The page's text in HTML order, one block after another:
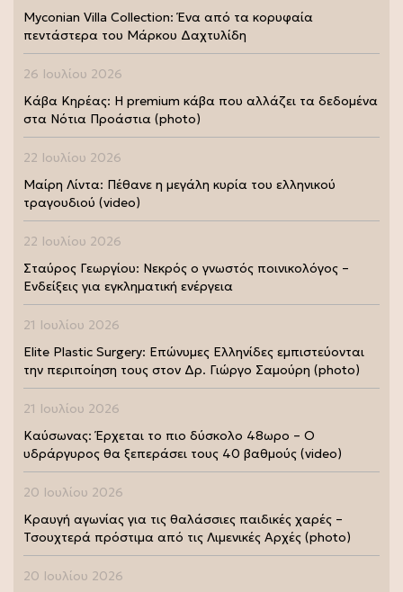
Myconian Villa Collection: Ένα από τα κορυφαία
πεντάστερα του Μάρκου Δαχτυλίδη
26 Ιουλίου 2026
Κάβα Κηρέας: Η premium κάβα που αλλάζει τα δεδομένα
στα Νότια Προάστια (photo)
22 Ιουλίου 2026
Μαίρη Λίντα: Πέθανε η μεγάλη κυρία του ελληνικού
τραγουδιού (video)
22 Ιουλίου 2026
Σταύρος Γεωργίου: Νεκρός ο γνωστός ποινικολόγος –
Ενδείξεις για εγκληματική ενέργεια
21 Ιουλίου 2026
Elite Plastic Surgery: Επώνυμες Ελληνίδες εμπιστεύονται
την περιποίηση τους στον Δρ. Γιώργο Σαμούρη (photo)
21 Ιουλίου 2026
Καύσωνας: Έρχεται το πιο δύσκολο 48ωρο – Ο
υδράργυρος θα ξεπεράσει τους 40 βαθμούς (video)
20 Ιουλίου 2026
Κραυγή αγωνίας για τις θαλάσσιες παιδικές χαρές –
Τσουχτερά πρόστιμα από τις Λιμενικές Αρχές (photo)
20 Ιουλίου 2026